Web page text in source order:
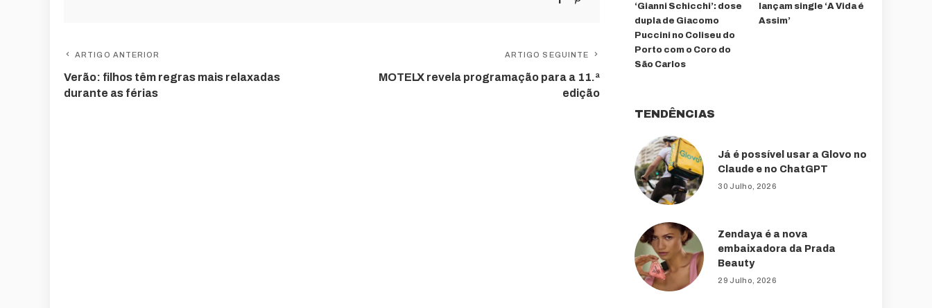
ARTIGO ANTERIOR
Verão: filhos têm regras mais relaxadas
durante as férias
ARTIGO SEGUINTE
MOTELX revela programação para a 11.ª
edição
‘Gianni Schicchi’: dose
dupla de Giacomo
Puccini no Coliseu do
Porto com o Coro do
São Carlos
lançam single ‘A Vida é
Assim’
TENDÊNCIAS
Já é possível usar a Glovo no
Claude e no ChatGPT
30 Julho, 2026
Zendaya é a nova
embaixadora da Prada
Beauty
29 Julho, 2026